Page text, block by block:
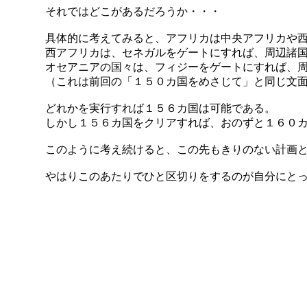
それではどこがあるだろうか・・・
具体的に考えてみると、アフリカは中央アフリカや
西アフリカは、セネガルをゲートにすれば、周辺諸
オセアニアの国々は、フィジーをゲートにすれば、
（これは前回の「１５０カ国をめさじて」と同じ文
どれかを実行すれば１５６カ国は可能である。
しかし１５６カ国をクリアすれば、おのずと１６０
このように考え続けると、この先もきりのない計画
やはりこのあたりでひと区切りをするのが自分にと